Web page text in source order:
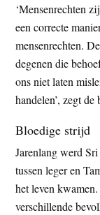
‘Mensenrechten
een correcte
mensenrechten.
degenen die
ons niet laten
handelen’, zegt de
Bloedige strijd
Jarenlang werd
tussen leger en
het leven
verschillende